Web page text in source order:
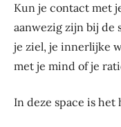
Kun je contact met
aanwezig zijn bij de
je ziel, je innerlijke
met je mind of je
In deze space is het